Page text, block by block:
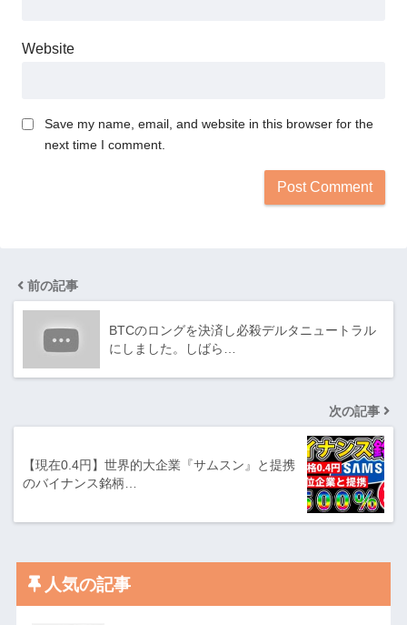
Website
Save my name, email, and website in this browser for the
next time I comment.
前の記事
BTCのロングを決済し必殺デルタニュートラル
にしました。しばら…
次の記事
【現在0.4円】世界的大企業『サムスン』と提携
のバイナンス銘柄…
人気の記事